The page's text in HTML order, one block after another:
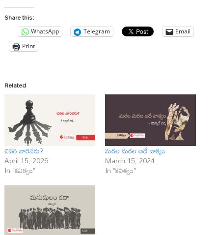
Share this:
WhatsApp Telegram
Email
Print
Related
చివరి వారెవరు?
April 15, 2026
In "కవిత్వం"
మరల మరల అదే వాక్యం
March 15, 2024
In "కవిత్వం"